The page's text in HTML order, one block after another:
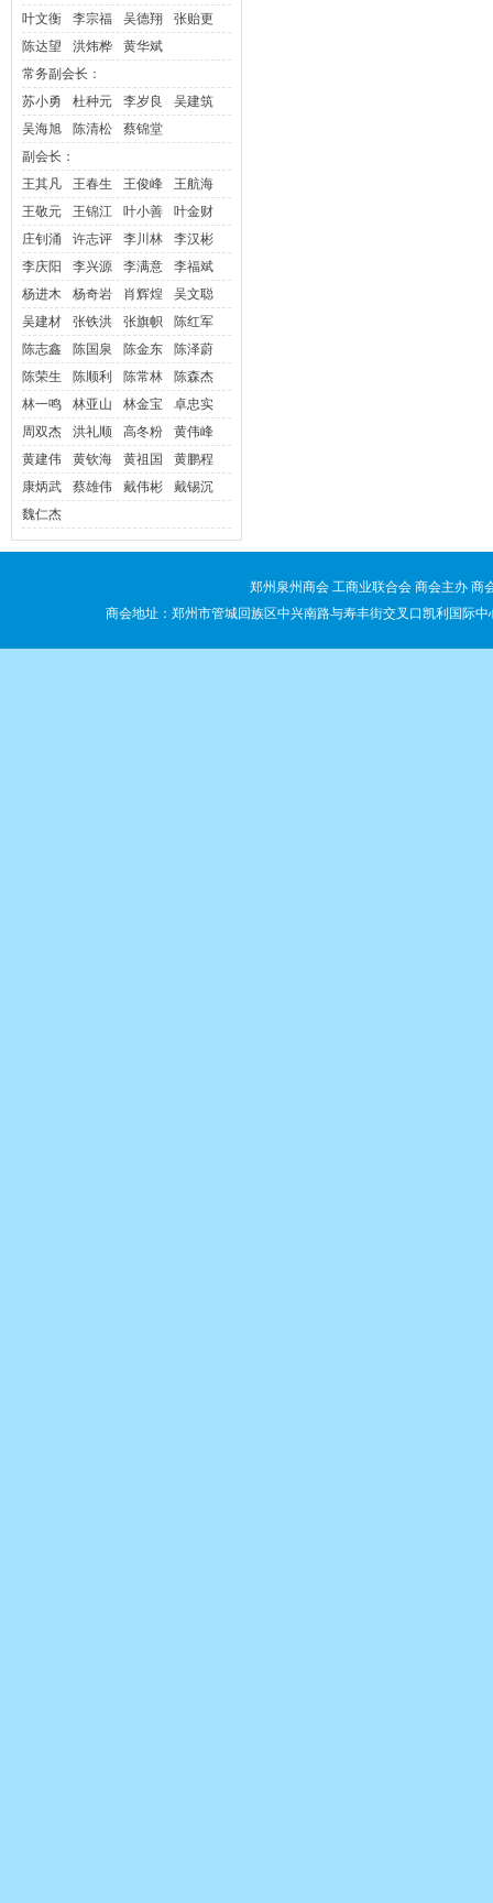
叶文衡
李宗福 吴德翔
张贻更
陈达望
洪炜桦
黄华斌
常务副会长：
苏小勇
杜种元 李岁良
吴建筑
吴海旭
陈清松
蔡锦堂
副会长：
王其凡
王春生 王俊峰
王航海
王敬元
王锦江 叶小善
叶金财
庄钊涌
许志评 李川林
李汉彬
李庆阳
李兴源 李满意 李福斌
杨进木
杨奇岩 肖辉煌
吴文聪
吴建材
张铁洪 张旗帜
陈红军
陈志鑫
陈国泉 陈金东
陈泽蔚
陈荣生
陈顺利 陈常林
陈森杰
林一鸣
林亚山 林金宝
卓忠实
周双杰
洪礼顺 高冬粉
黄伟峰
黄建伟
黄钦海 黄祖国
黄鹏程
康炳武
蔡雄伟 戴伟彬
戴锡沉
魏仁杰
郑州泉州商会 工商业联合会 商会主办 商
商会地址：郑州市管城回族区中兴南路与寿丰街交叉口凯利国际中